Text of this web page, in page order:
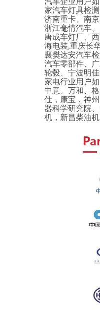
家汽车灯具检
济南重卡、南
浙江毫情汽车
唐成车灯厂、
海电装,重庆长
襄樊达安汽车
汽车零部件、
轮毂、宁波明
家电行业用户
中意、万和、
仕，康宝，神
器科学研究院
机，新昌柴油